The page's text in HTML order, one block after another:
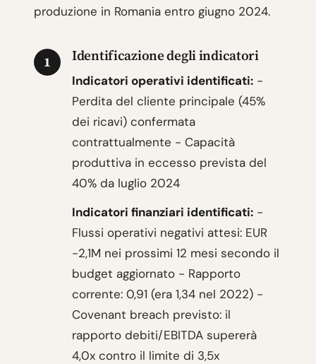
produzione in Romania entro giugno 2024.
1 Identificazione degli indicatori
Indicatori operativi identificati: -
Perdita del cliente principale (45%
dei ricavi) confermata
contrattualmente - Capacità
produttiva in eccesso prevista del
40% da luglio 2024
Indicatori finanziari identificati: -
Flussi operativi negativi attesi: EUR
-2,1M nei prossimi 12 mesi secondo il
budget aggiornato - Rapporto
corrente: 0,91 (era 1,34 nel 2022) -
Covenant breach previsto: il
rapporto debiti/EBITDA supererà
4,0x contro il limite di 3,5x